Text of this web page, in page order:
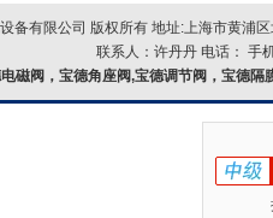
备有限公司 版权所有 地址:上海市黄浦
联系人：许丹丹 电话： 手
磁阀，宝德角座阀,宝德调节阀，宝德